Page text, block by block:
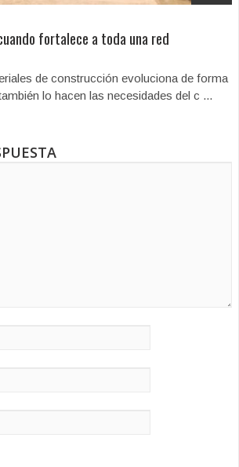
fortalece a toda una red
de construcción evoluciona de forma
lo hacen las necesidades del c ...